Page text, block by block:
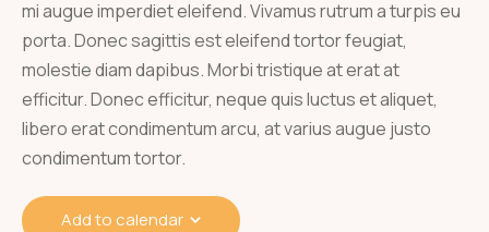
mi augue imperdiet eleifend. Vivamus rutrum a turpis eu
porta. Donec sagittis est eleifend tortor feugiat,
molestie diam dapibus. Morbi tristique at erat at
efficitur. Donec efficitur, neque quis luctus et aliquet,
libero erat condimentum arcu, at varius augue justo
condimentum tortor.
Add to calendar